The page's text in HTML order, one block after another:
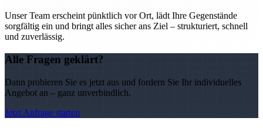
Unser Team erscheint pünktlich vor Ort, lädt Ihre Gegenstände
sorgfältig ein und bringt alles sicher ans Ziel – strukturiert, schnell
und zuverlässig.
Alle Fragen geklärt?
Dann probieren Sie es jetzt aus und fordern Sie Ihr individuelles
Angebot an – ganz unverbindlich.
Jetzt Anfrage starten